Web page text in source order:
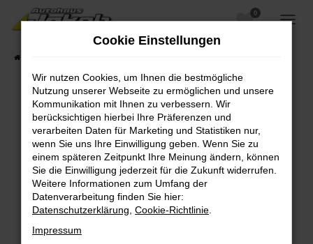
Zum
Hauptinhalt
0
Fehler: Network Error
Beim Laden ist ein Fehler aufgetreten.
Hier sind ein paar Tipps, die dir helfen können:
Überprüfe deine Firewall und deine
Internetverbindung.
Laden andere Webseiten, zum Beispiel deine
Suchmaschine?
Cookie Einstellungen
Wir nutzen Cookies, um Ihnen die bestmögliche
Nutzung unserer Webseite zu ermöglichen und unsere
Kommunikation mit Ihnen zu verbessern. Wir
berücksichtigen hierbei Ihre Präferenzen und
verarbeiten Daten für Marketing und Statistiken nur,
wenn Sie uns Ihre Einwilligung geben. Wenn Sie zu
einem späteren Zeitpunkt Ihre Meinung ändern, können
Sie die Einwilligung jederzeit für die Zukunft widerrufen.
Weitere Informationen zum Umfang der
Datenverarbeitung finden Sie hier:
Datenschutzerklärung Cookie-Richtlinie
Impressum